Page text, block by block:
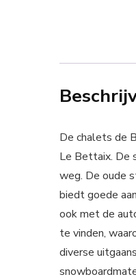
De chalets de
Le Bettaix. De
weg. De oude
biedt goede
ook met de
te vinden,
diverse